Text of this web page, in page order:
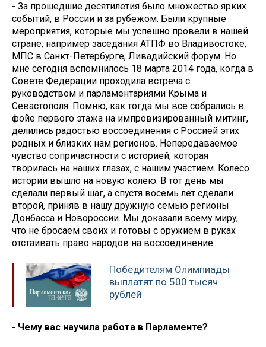
- За прошедшие десятилетия было множество ярких
событий, в России и за рубежом. Были крупные
мероприятия, которые мы успешно провели в нашей
стране, например заседания АТПФ во Владивостоке,
МПС в Санкт-Петербурге, Ливадийский форум. Но
мне сегодня вспомнилось 18 марта 2014 года, когда в
Совете Федерации проходила встреча с
руководством и парламентариями Крыма и
Севастополя. Помню, как тогда мы все собрались в
фойе первого этажа на импровизированный митинг,
делились радостью воссоединения с Россией этих
родных и близких нам регионов. Непередаваемое
чувство сопричастности с историей, которая
творилась на наших глазах, с нашим участием. Колесо
истории вышло на новую колею. В тот день мы
сделали первый шаг, а спустя восемь лет сделали
второй, приняв в нашу дружную семью регионы
Донбасса и Новороссии. Мы доказали всему миру,
что не бросаем своих и готовы с оружием в руках
отстаивать право народов на воссоединение.
Победителям Олимпиады
выплатят по 500 тысяч
рублей
- Чему вас научила работа в Парламенте?